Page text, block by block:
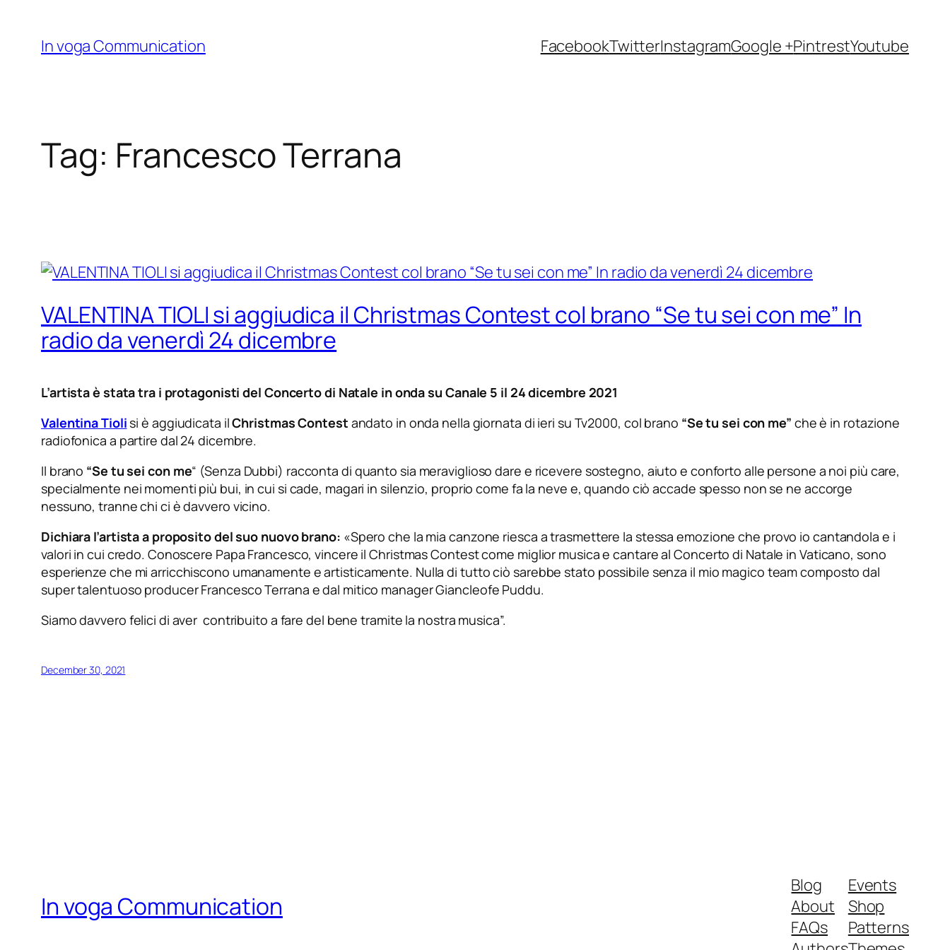
content
In voga Communication FacebookTwitterInstagramGoogle +PintrestYoutube
Tag: Francesco Terrana
VALENTINA TIOLI si aggiudica il Christmas Contest col brano “Se tu sei con me” In
radio da venerdì 24 dicembre
L’artista è stata tra i protagonisti del Concerto di Natale in onda su Canale 5 il 24 dicembre 2021
Valentina Tiolisi è aggiudicata ilChristmas Contest andato in onda nella giornata di ieri su Tv2000, col brano “Se tu sei con me” che è in rotazione
radiofonica a partire dal 24 dicembre.
Il brano “Se tu sei con me“ (Senza Dubbi) racconta di quanto sia meraviglioso dare e ricevere sostegno, aiuto e conforto alle persone a noi più care,
specialmente nei momenti più bui, in cui si cade, magari in silenzio, proprio come fa la neve e, quando ciò accade spesso non se ne accorge
nessuno, tranne chi ci è davvero vicino.
Dichiara l’artista a proposito del suo nuovo brano: «Spero che la mia canzone riesca a trasmettere la stessa emozione che provo io cantandola e i
valori in cui credo. Conoscere Papa Francesco, vincere il Christmas Contest come miglior musica e cantare al Concerto di Natale in Vaticano, sono
esperienze che mi arricchiscono umanamente e artisticamente. Nulla di tutto ciò sarebbe stato possibile senza il mio magico team composto dal
super talentuoso producer Francesco Terrana e dal mitico manager Giancleofe Puddu.
Siamo davvero felici di aver contribuito a fare del bene tramite la nostra musica”.
December 30, 2021
In voga Communication
Blog
About
FAQs
Events
Shop
Patterns